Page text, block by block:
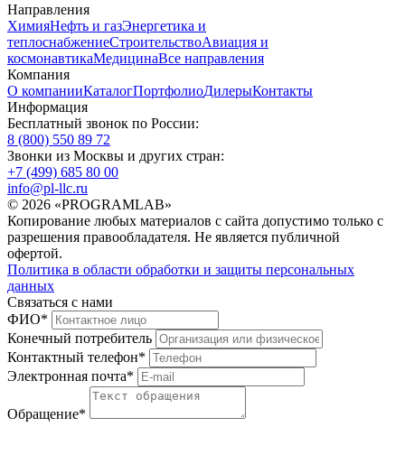
Направления
ХимияНефть и газЭнергетика и
теплоснабжениеСтроительствоАвиация и
космонавтикаМедицинаВсе направления
Компания
О компанииКаталогПортфолиоДилерыКонтакты
Информация
Бесплатный звонок по России:
8 (800) 550 89 72
Звонки из Москвы и других стран:
+7 (499) 685 80 00
info@pl-llc.ru
© 2026 «PROGRAMLAB»
Копирование любых материалов с сайта допустимо только с
разрешения правообладателя. Не является публичной
офертой.
Политика в области обработки и защиты персональных
данных
Связаться с нами
ФИО*
Конечный потребитель
Контактный телефон*
Электронная почта*
Обращение*